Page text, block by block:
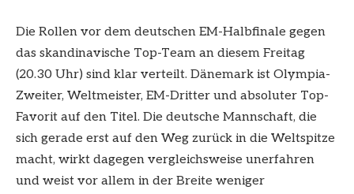
Die Rollen vor dem deutschen EM-Halbfinale gegen
das skandinavische Top-Team an diesem Freitag
(20.30 Uhr) sind klar verteilt. Dänemark ist Olympia-
Zweiter, Weltmeister, EM-Dritter und absoluter Top-
Favorit auf den Titel. Die deutsche Mannschaft, die
sich gerade erst auf den Weg zurück in die Weltspitze
macht, wirkt dagegen vergleichsweise unerfahren
und weist vor allem in der Breite weniger